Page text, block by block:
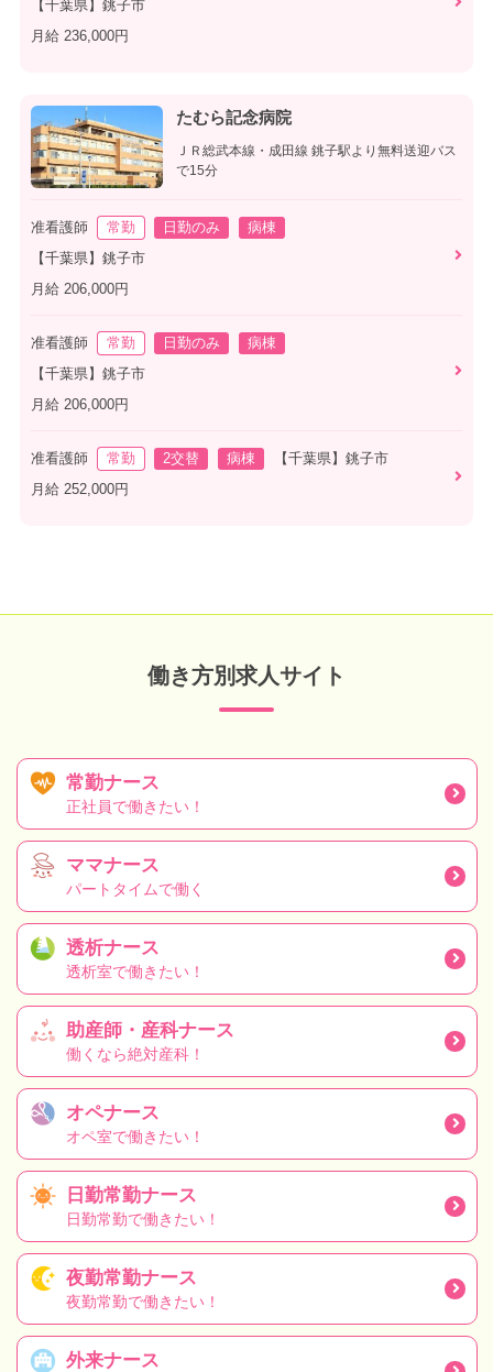
【千葉県】銚子市
月給 236,000円
たむら記念病院
ＪＲ総武本線・成田線 銚子駅より無料送迎バス
で15分
准看護師 常勤 日勤のみ
病棟
【千葉県】銚子市
月給 206,000円
准看護師 常勤 日勤のみ
病棟
【千葉県】銚子市
月給 206,000円
准看護師 常勤 2交替 病棟
【千葉県】銚子市
月給 252,000円
働き方別求人サイト
常勤ナース
正社員で働きたい！
ママナース
パートタイムで働く
透析ナース
透析室で働きたい！
助産師・産科ナース
働くなら絶対産科！
オペナース
オペ室で働きたい！
日勤常勤ナース
日勤常勤で働きたい！
夜勤常勤ナース
夜勤常勤で働きたい！
外来ナース